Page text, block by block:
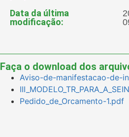
Data da última
modificação:
Faça o download dos
Aviso-de-manifestacao-de-
Pedido_de_Orcamento-1.pdf